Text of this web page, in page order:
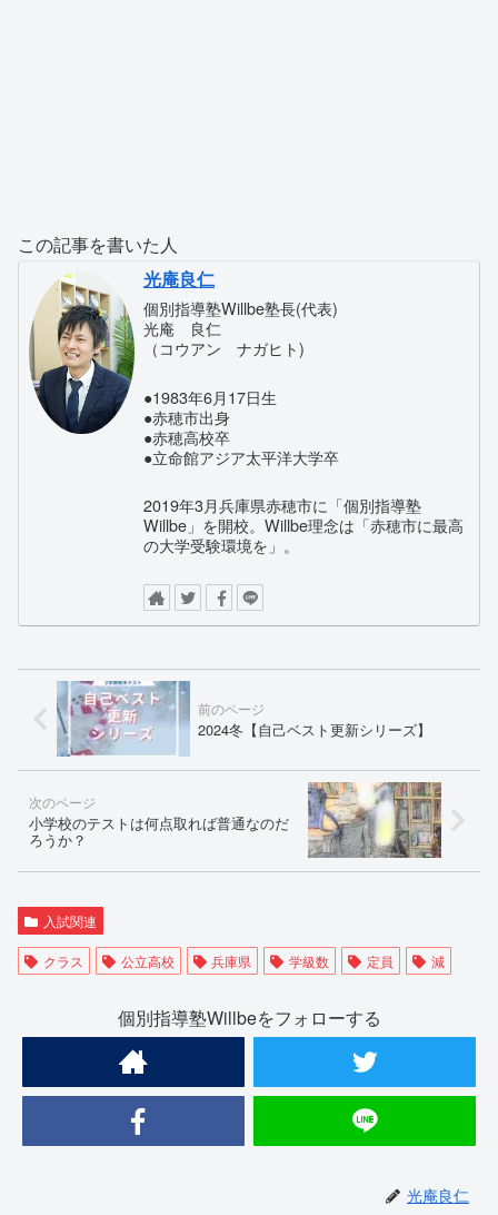
この記事を書いた人
光庵良仁
個別指導塾Willbe塾長(代表)
光庵 良仁
（コウアン ナガヒト)
●1983年6月17日生
●赤穂市出身
●赤穂高校卒
●立命館アジア太平洋大学卒
2019年3月兵庫県赤穂市に「個別指導塾
Willbe」を開校。Willbe理念は「赤穂市に最高
の大学受験環境を」。
2024冬【自己ベスト更新シリーズ】
小学校のテストは何点取れば普通なのだ
ろうか？
入試関連
クラス 公立高校 兵庫県 学級数 定員 減
個別指導塾Willbeをフォローする
光庵良仁